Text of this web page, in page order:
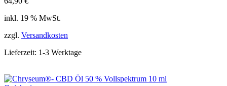
inkl. 19 % MwSt.
zzgl. Versandkosten
Lieferzeit: 1-3 Werktage